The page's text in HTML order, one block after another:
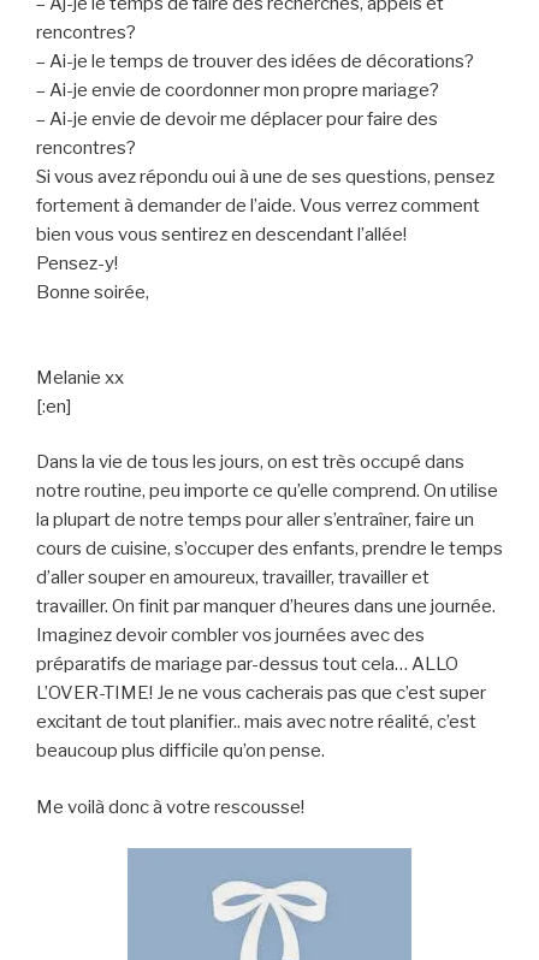
rencontres?
– Ai-je le temps de trouver des idées de décorations?
– Ai-je envie de coordonner mon propre mariage?
– Ai-je envie de devoir me déplacer pour faire des
rencontres?
Si vous avez répondu oui à une de ses questions, pensez
fortement à demander de l’aide. Vous verrez comment
bien vous vous sentirez en descendant l’allée!
Pensez-y!
Bonne soirée,
Melanie xx
[:en]
Dans la vie de tous les jours, on est très occupé dans
notre routine, peu importe ce qu’elle comprend. On utilise
la plupart de notre temps pour aller s’entraîner, faire un
cours de cuisine, s’occuper des enfants, prendre le temps
d’aller souper en amoureux, travailler, travailler et
travailler. On finit par manquer d’heures dans une journée.
Imaginez devoir combler vos journées avec des
préparatifs de mariage par-dessus tout cela… ALLO
L’OVER-TIME! Je ne vous cacherais pas que c’est super
excitant de tout planifier.. mais avec notre réalité, c’est
beaucoup plus difficile qu’on pense.
Me voilà donc à votre rescousse!